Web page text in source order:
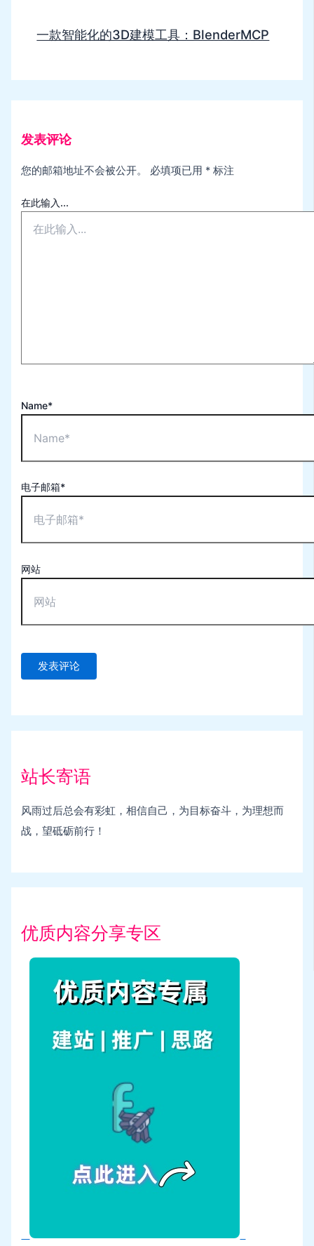
一款智能化的3D建模工具：BlenderMCP
发表评论
您的邮箱地址不会被公开。 必填项已用 * 标注
在此输入...
Name*
电子邮箱*
网站
站长寄语
风雨过后总会有彩虹，相信自己，为目标奋斗，为理想而
战，望砥砺前行！
优质内容分享专区